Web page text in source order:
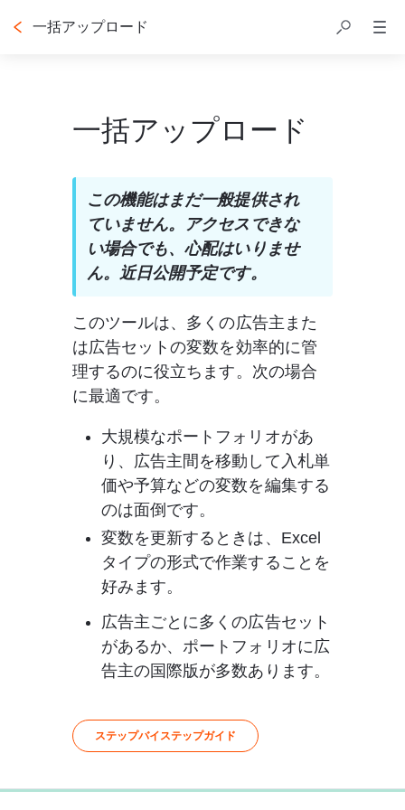
一括アップロード
一括アップロード
この機能はまだ一般提供され
ていません。アクセスできな
い場合でも、心配はいりませ
ん。近日公開予定です。
このツールは、多くの広告主また
は広告セットの変数を効率的に管
理するのに役立ちます。次の場合
に最適です。
大規模なポートフォリオがあ
り、広告主間を移動して入札単
価や予算などの変数を編集する
のは面倒です。
変数を更新するときは、Excel
タイプの形式で作業することを
好みます。
広告主ごとに多くの広告セット
があるか、ポートフォリオに広
告主の国際版が多数あります。
ステップバイステップガイド
0%